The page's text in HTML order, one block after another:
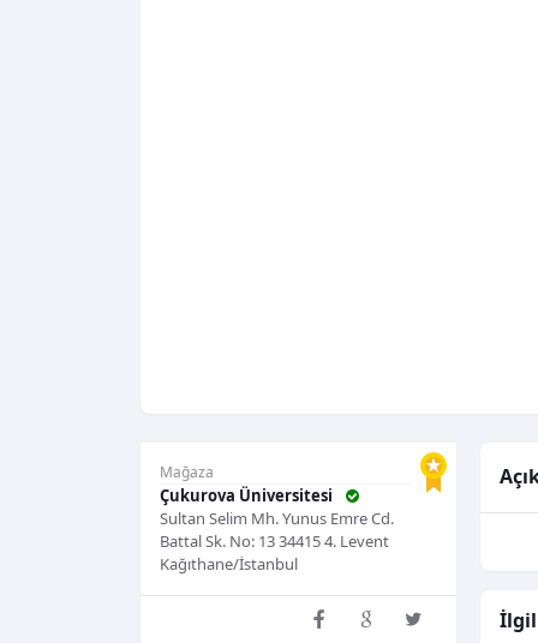
Mağaza
Çukurova Üniversitesi
Sultan Selim Mh. Yunus Emre Cd.
Battal Sk. No: 13 34415 4. Levent
Kağıthane/İstanbul